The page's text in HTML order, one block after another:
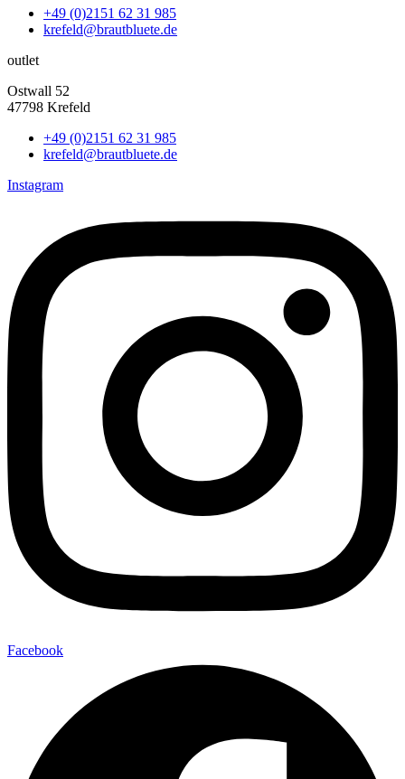
+49 (0)2151 62 31 985
krefeld@brautbluete.de
outlet
Ostwall 52
47798 Krefeld
+49 (0)2151 62 31 985
krefeld@brautbluete.de
Instagram
Facebook